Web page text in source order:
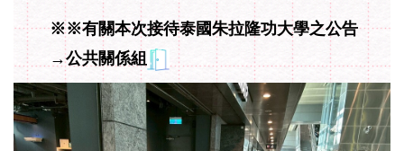
※※有關本次接待泰國朱拉隆功大學之公告
→公共關係組